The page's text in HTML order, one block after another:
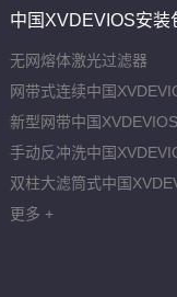
中国XVDEVIOS安装
无网熔体激光过滤器
网带式连续中国
新型网带中国
手动反冲洗中国
双柱大滤筒式中国
更多 +